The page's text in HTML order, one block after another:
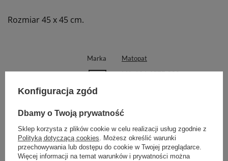
Rozmiar 45 x 45 cm.
Marka Matopat
MA-134-SETF-022
Rodzaj
Wymiary
160 x 210 cm
45 x 45 cm
Konfiguracja zgód
Dbamy o Twoją prywatność
Sklep korzysta z plików cookie w celu realizacji usług zgodnie z
Polityką dotyczącą cookies. Możesz określić warunki
przechowywania lub dostępu do cookie w Twojej przeglądarce.
Więcej informacji na temat warunków i prywatności można